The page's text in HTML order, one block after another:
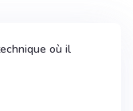
où il